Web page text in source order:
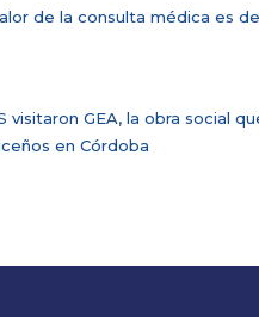
de la consulta médica es
visitaron GEA, la obra social
en Córdoba